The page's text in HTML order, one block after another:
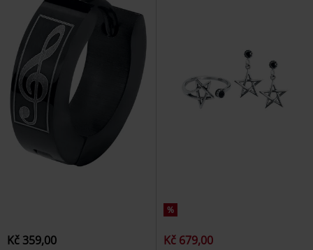
Kč 359,00
%
Kč 679,00